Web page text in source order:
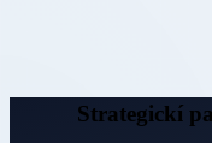
Strategickí